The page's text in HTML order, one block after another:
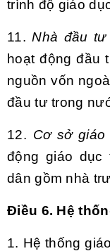
trình độ giáo
11.Nhà đầu tư
hoạt động đầu
nguồn vốn
đầu tư trong
12. Cơ sở giáo
động giáo dục
dân gồm nhà
Điều 6. Hệ
1. Hệ thống